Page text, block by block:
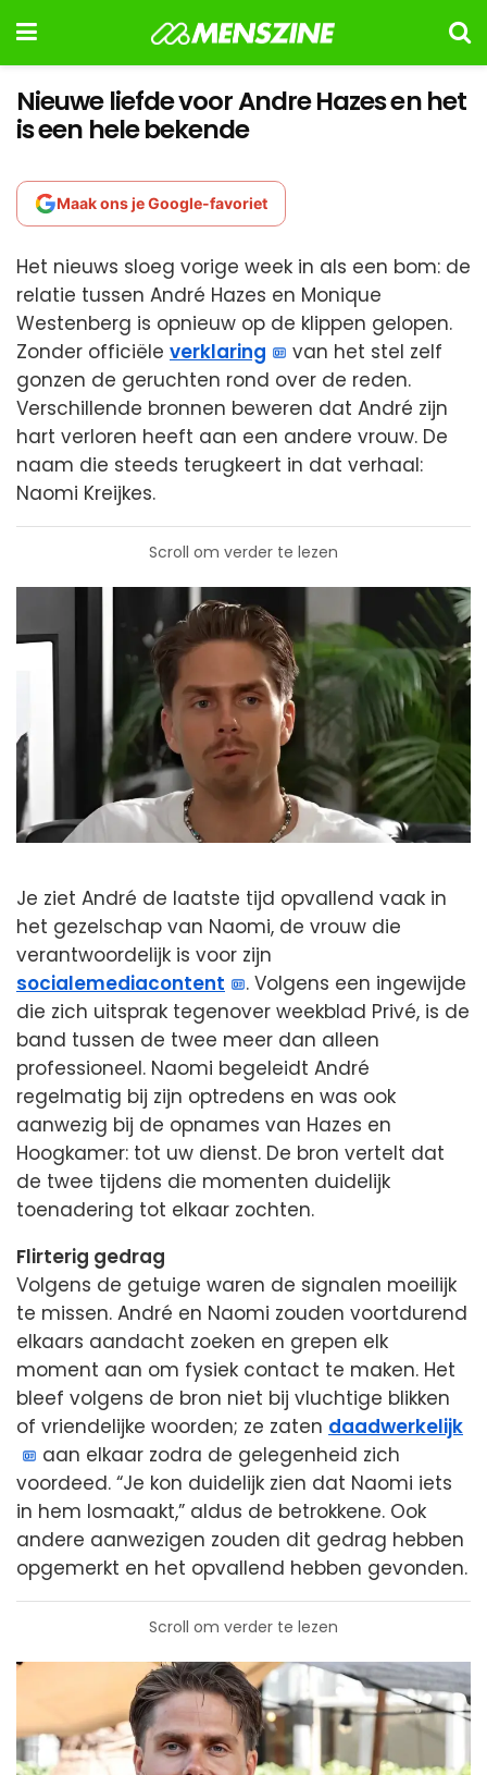
Nieuwe liefde voor Andre Hazes en het
is een hele bekende
Maak ons je Google-favoriet
Het nieuws sloeg vorige week in als een bom: de
relatie tussen André Hazes en Monique
Westenberg is opnieuw op de klippen gelopen.
Zonder officiële verklaring
van het stel zelf
gonzen de geruchten rond over de reden.
Verschillende bronnen beweren dat André zijn
hart verloren heeft aan een andere vrouw. De
naam die steeds terugkeert in dat verhaal:
Naomi Kreijkes.
Scroll om verder te lezen
Je ziet André de laatste tijd opvallend vaak in
het gezelschap van Naomi, de vrouw die
verantwoordelijk is voor zijn
socialemediacontent
. Volgens een ingewijde
die zich uitsprak tegenover weekblad Privé, is de
band tussen de twee meer dan alleen
professioneel. Naomi begeleidt André
regelmatig bij zijn optredens en was ook
aanwezig bij de opnames van Hazes en
Hoogkamer: tot uw dienst. De bron vertelt dat
de twee tijdens die momenten duidelijk
toenadering tot elkaar zochten.
Flirterig gedrag
Volgens de getuige waren de signalen moeilijk
te missen. André en Naomi zouden voortdurend
elkaars aandacht zoeken en grepen elk
moment aan om fysiek contact te maken. Het
bleef volgens de bron niet bij vluchtige blikken
of vriendelijke woorden; ze zaten daadwerkelijk
aan elkaar zodra de gelegenheid zich
voordeed. “Je kon duidelijk zien dat Naomi iets
in hem losmaakt,” aldus de betrokkene. Ook
andere aanwezigen zouden dit gedrag hebben
opgemerkt en het opvallend hebben gevonden.
Scroll om verder te lezen